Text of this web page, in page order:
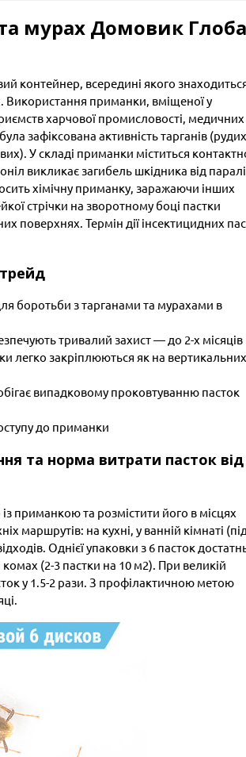
мурах Домовик
контейнер, всередині якого
приманки, вміщеної у
харчової промисловості, медичних
зафіксована активність тарганів
У складі приманки міститься
викликає загибель шкідника від
хімічну приманку, заражаючи інших
стрічки на зворотному боці пастки
поверхнях. Термін дії інсектицидних
боротьби з тарганами та мурахами в
тривалий захист — до 2-х місяців
легко закріплюються як на
випадковому проковтуванню пасток
до приманки
та норма витрати пасток від
приманкою та розмістити його в місцях
маршрутів: на кухні, у ванній кімнаті (під
Однієї упаковки з 6 пасток
(2-3 пастки на 10 м2). При великій
у 1.5-2 рази. З профілактичною метою